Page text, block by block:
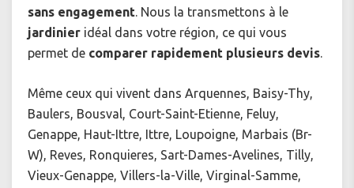
sans engagement. Nous la transmettons à le
jardinier idéal dans votre région, ce qui vous
permet de comparer rapidement plusieurs devis.
Même ceux qui vivent dans Arquennes, Baisy-Thy,
Baulers, Bousval, Court-Saint-Etienne, Feluy,
Genappe, Haut-Ittre, Ittre, Loupoigne, Marbais (Br-
W), Reves, Ronquieres, Sart-Dames-Avelines, Tilly,
Vieux-Genappe, Villers-la-Ville, Virginal-Samme,